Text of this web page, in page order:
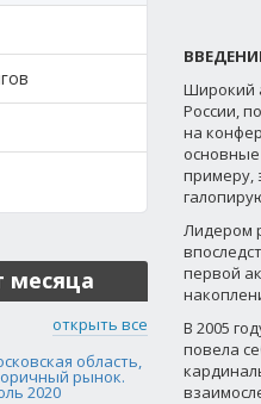
месяца
открыть все
область,
рынок.
2020
Широкий
России,
на
примеру,
Лидером
первой
В 2005
повела